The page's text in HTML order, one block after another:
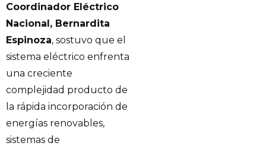
Coordinador Eléctrico
Nacional, Bernardita
Espinoza, sostuvo que el
sistema eléctrico enfrenta
una creciente
complejidad producto de
la rápida incorporación de
energías renovables,
sistemas de